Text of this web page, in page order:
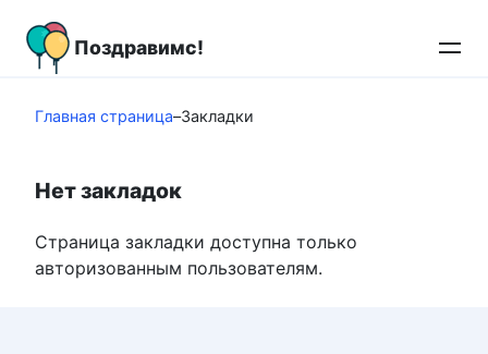
контенту
Поздравимс!
Главная страница–Закладки
Нет закладок
Страница закладки доступна только
авторизованным пользователям.